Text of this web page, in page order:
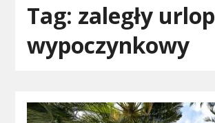
Tag: zaległy urlop
wypoczynkowy